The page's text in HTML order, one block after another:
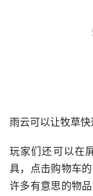
雨云可以让牧草快
玩家们还可以在
具，点击购物车
许多有意思的物